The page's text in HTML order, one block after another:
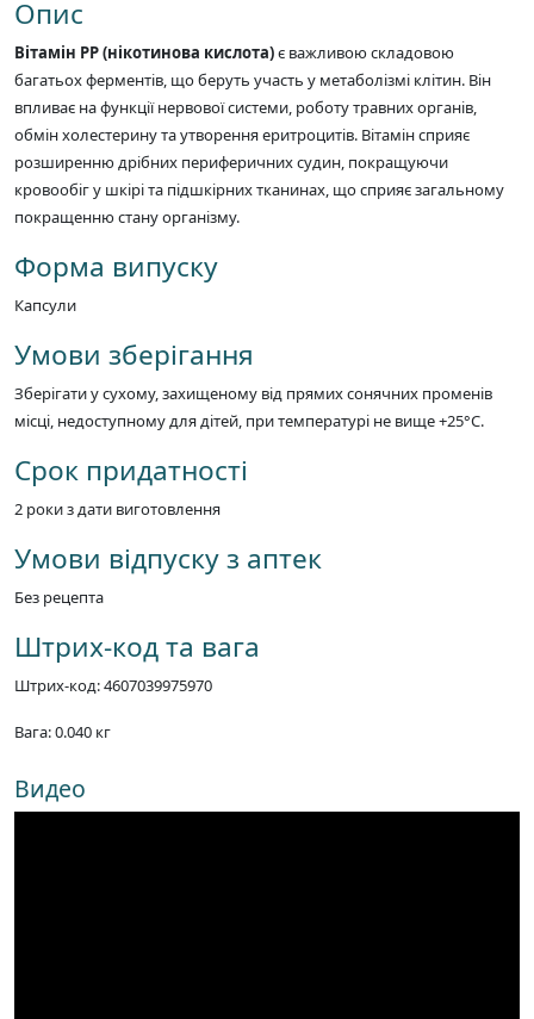
Опис
Вітамін РР (нікотинова кислота)є важливою складовою
багатьох ферментів, що беруть участь у метаболізмі клітин. Він
впливає на функції нервової системи, роботу травних органів,
обмін холестерину та утворення еритроцитів. Вітамін сприяє
розширенню дрібних периферичних судин, покращуючи
кровообіг у шкірі та підшкірних тканинах, що сприяє загальному
покращенню стану організму.
Форма випуску
Капсули
Умови зберігання
Зберігати у сухому, захищеному від прямих сонячних променів
місці, недоступному для дітей, при температурі не вище +25°С.
Срок придатності
2 роки з дати виготовлення
Умови відпуску з аптек
Без рецепта
Штрих-код та вага
Штрих-код: 4607039975970
Вага: 0.040 кг
Видео